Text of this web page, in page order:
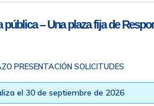
Nota legal| Info RGPD| Información
los derechos reservados |
pública – Una plaza fija de
PRESENTACIÓN SOLICITUDES
el 30 de septiembre de 2026